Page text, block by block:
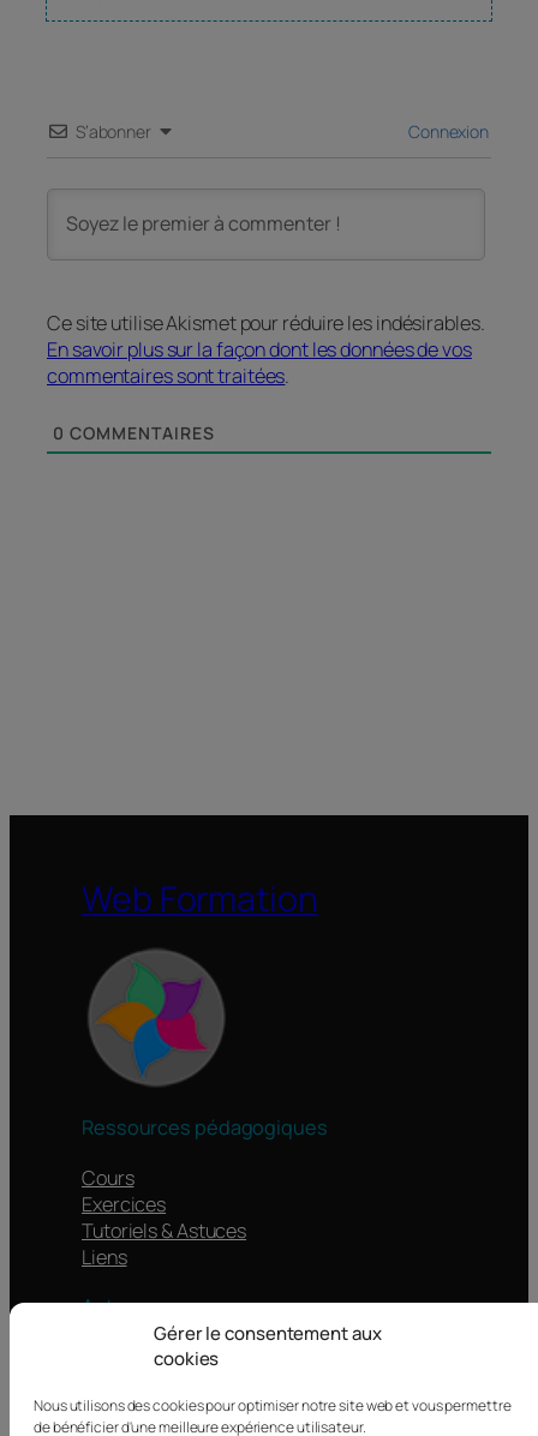
Gérer le consentement aux
cookies
Nous utilisons des cookies pour optimiser notre site web et vous permettre
de bénéficier d'une meilleure expérience utilisateur.
S’abonner Connexion
Ce site utilise Akismet pour réduire les indésirables.
En savoir plus sur la façon dont les données de vos
commentaires sont traitées.
0 COMMENTAIRES
Web Formation
Ressources pédagogiques
Cours
Exercices
Tutoriels & Astuces
Liens
Autres
Contacts
Politique de confidentialité